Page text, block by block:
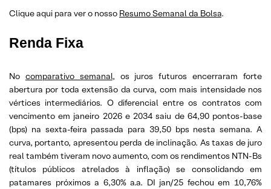
Clique aqui para ver o nosso Resumo Semanal da Bolsa.
Renda Fixa
No comparativo semanal, os juros futuros encerraram forte
abertura por toda extensão da curva, com mais intensidade nos
vértices intermediários. O diferencial entre os contratos com
vencimento em janeiro 2026 e 2034 saiu de 64,90 pontos-base
(bps) na sexta-feira passada para 39,50 bps nesta semana. A
curva, portanto, apresentou perda de inclinação. As taxas de juro
real também tiveram novo aumento, com os rendimentos NTN-Bs
(títulos públicos atrelados à inflação) se consolidando em
patamares próximos a 6,30% a.a. DI jan/25 fechou em 10,76%